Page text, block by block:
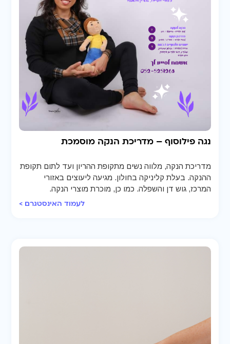
נגה פילוסוף – מדריכת הנקה מוסמכת
מדריכת הנקה, מלווה נשים מתקופת ההריון ועד לתום תקופת
ההנקה. בעלת קליניקה בחולון. מגיעה ליעוצים באזורי
המרכז, גוש דן והשפלה. כמו כן, מוכרת מוצרי הנקה.
לעמוד האינסטגרם >